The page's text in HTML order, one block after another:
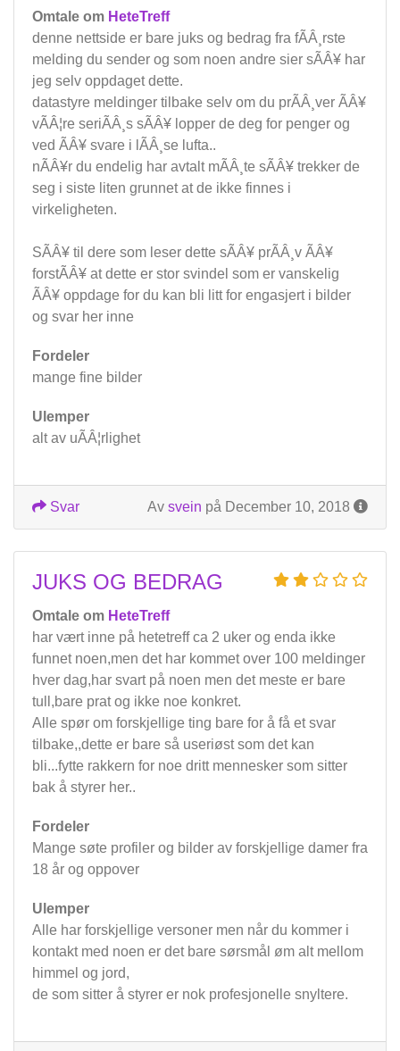
Omtale om HeteTreff
denne nettside er bare juks og bedrag fra fÃÂ¸rste
melding du sender og som noen andre sier sÃÂ¥ har
jeg selv oppdaget dette.
datastyre meldinger tilbake selv om du prÃÂ¸ver ÃÂ¥
vÃÂ¦re seriÃÂ¸s sÃÂ¥ lopper de deg for penger og
ved ÃÂ¥ svare i lÃÂ¸se lufta..
nÃÂ¥r du endelig har avtalt mÃÂ¸te sÃÂ¥ trekker de
seg i siste liten grunnet at de ikke finnes i
virkeligheten.
SÃÂ¥ til dere som leser dette sÃÂ¥ prÃÂ¸v ÃÂ¥
forstÃÂ¥ at dette er stor svindel som er vanskelig
ÃÂ¥ oppdage for du kan bli litt for engasjert i bilder
og svar her inne
Fordeler
mange fine bilder
Ulemper
alt av uÃÂ¦rlighet
Av svein på December 10, 2018
Svar
JUKS OG BEDRAG
Omtale om HeteTreff
har vært inne på hetetreff ca 2 uker og enda ikke
funnet noen,men det har kommet over 100 meldinger
hver dag,har svart på noen men det meste er bare
tull,bare prat og ikke noe konkret.
Alle spør om forskjellige ting bare for å få et svar
tilbake,,dette er bare så useriøst som det kan
bli...fytte rakkern for noe dritt mennesker som sitter
bak å styrer her..
Fordeler
Mange søte profiler og bilder av forskjellige damer fra
18 år og oppover
Ulemper
Alle har forskjellige versoner men når du kommer i
kontakt med noen er det bare sørsmål øm alt mellom
himmel og jord,
de som sitter å styrer er nok profesjonelle snyltere.